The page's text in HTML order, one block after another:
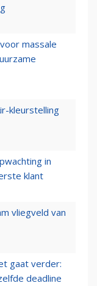
massale
kleurstelling
in
klant
vliegveld van
gaat verder:
deadline